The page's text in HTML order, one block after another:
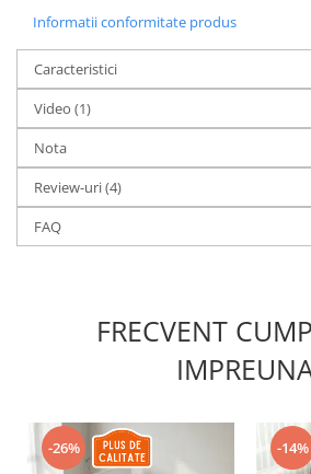
Informatii conformitate produs
Caracteristici
Video (1)
Nota
Review-uri(4)
FAQ
FRECVENT
-26% -14%